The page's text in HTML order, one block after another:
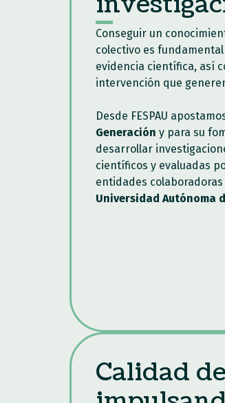
Conseguir un
colectivo es
evidencia científica, así
intervención que
Desde FESPAU
Generación y para su
desarrollar
científicos y evaluadas
entidades
Universidad Autónoma
Calidad